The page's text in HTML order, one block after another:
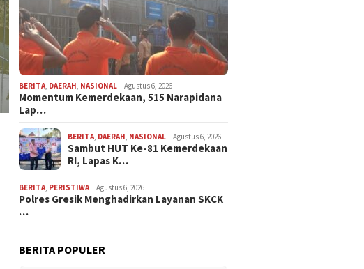
BERITA DAERAH NASIONAL Agustus 6, 2026
Momentum Kemerdekaan, 515 Narapidana
Lap…
BERITA DAERAH NASIONAL Agustus 6, 2026
Sambut HUT Ke-81 Kemerdekaan
RI, Lapas K…
BERITA PERISTIWA Agustus 6, 2026
Polres Gresik Menghadirkan Layanan SKCK
…
BERITA POPULER